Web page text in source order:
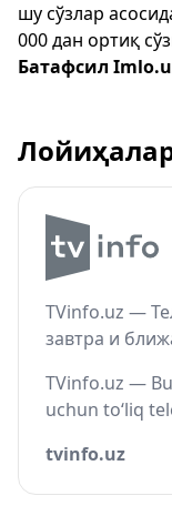
шу сўзлар
000 дан ортиқ
Батафсил
TVinfo.uz —
завтра и
TVinfo.uz —
uchun to‘liq
tvinfo.uz